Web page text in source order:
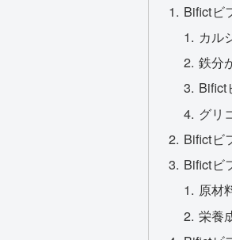
Bifictビ
カル
鉄分
Bifict
グリ
Bifictビ
Bifictビ
原材
栄養